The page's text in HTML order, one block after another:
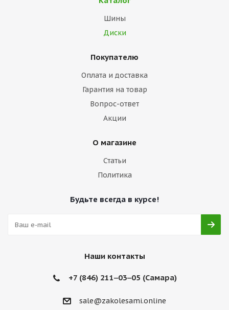
Шины
Диски
Покупателю
Оплата и доставка
Гарантия на товар
Вопрос-ответ
Акции
О магазине
Статьи
Политика
Будьте всегда в курсе!
Наши контакты
+7 (846) 211‒03‒05 (Самара)
sale@zakolesami.online